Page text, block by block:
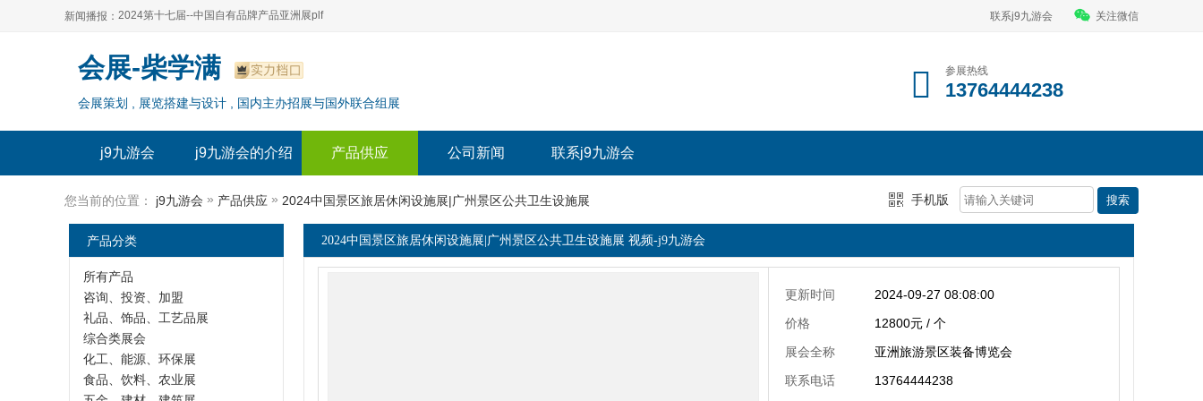
新闻播报：
2024上海自有品牌展--百货展|食品展 零售展|oem展
2024全球自有--品牌产品亚洲展（plf）
2024上海自有品牌展--2024上海oem 贴牌代加工展
2024第十七届--中国自有品牌产品亚洲展plf
2024全球自有--品牌产品亚洲展（plf）
2024年上海--第17届自有品牌展
联系j9九游会 关注微信
会展-柴学满
会展策划 , 展览搭建与设计 , 国内主办招展与国外联合组展
参展热线
13764444238
j9九游会 j9九游会的介绍 产品供应 公司新闻 联系j9九游会
您当前的位置： j9九游会 » 产品供应 » 2024中国景区旅居休闲设施展|广州景区公共卫生设施展 手机版
2024中国景区旅居休闲设施展|广州景区公共卫生设施展 视频-j9九游会
更新时间
2024-09-27 08:08:00
价格
12800元 / 个
展会全称
亚洲旅游景区装备博览会
联系电话
13764444238
产品分类
所有产品
咨询、投资、加盟
礼品、饰品、工艺品展
综合类展会
化工、能源、环保展
食品、饮料、农业展